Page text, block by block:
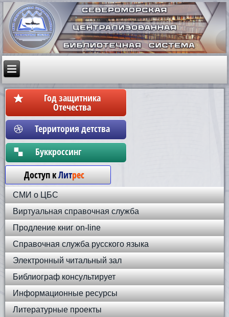
Год защитника
Отечества
Территория детства
Бyккpoccинг
Доступ кЛитрес
СМИ о ЦБС
Виртуальная справочная служба
Продление книг on-line
Справочная служба русского языка
Электронный читальный зал
Библиограф консультирует
Информационные ресурсы
Литературные проекты